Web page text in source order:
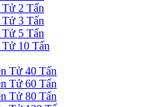
2 Tấn
3 Tấn
5 Tấn
10 Tấn
Tử 40 Tấn
Tử 60 Tấn
Tử 80 Tấn